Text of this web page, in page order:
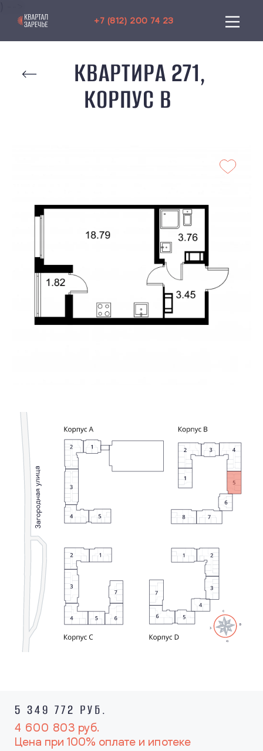
+7 (812) 200 74 23
КВАРТИРА 271,
КОРПУС B
5 349 772 РУБ.
4 600 803 руб.
Цена при 100% оплате и ипотеке